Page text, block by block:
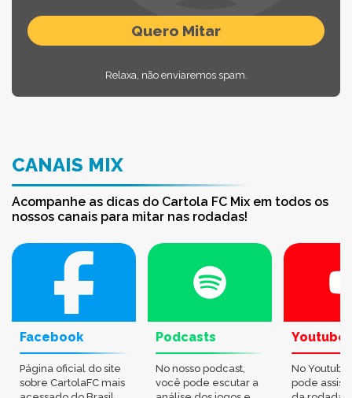
Relaxa, não enviaremos spam.
CANAIS MIX
Acompanhe as dicas do Cartola FC Mix em todos os
nossos canais para mitar nas rodadas!
Facebook
Página oficial do site
sobre CartolaFC mais
Podcasts
No nosso podcast,
você pode escutar a
Youtube
No
pode